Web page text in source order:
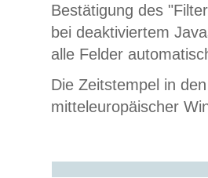
Bestätigung des
bei deaktiviertem
alle Felder
Die Zeitstempel in
mitteleuropäischer